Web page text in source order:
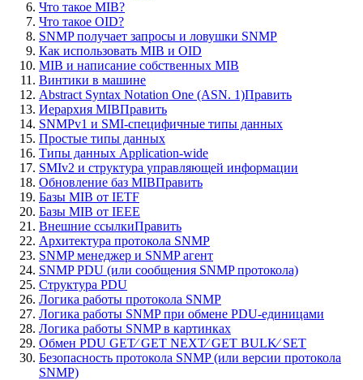
Что такое MIB?
Что такое OID?
SNMP получает запросы и ловушки SNMP
Как использовать MIB и OID
MIB и написание собственных MIB
Винтики в машине
Abstract Syntax Notation One (ASN. 1)Править
Иерархия MIBПравить
SNMPv1 и SMI-специфичные типы данных
Простые типы данных
Типы данных Application-wide
SMIv2 и структура управляющей информации
Обновление баз MIBПравить
Базы MIB от IETF
Базы MIB от IEEE
Внешние ссылкиПравить
Архитектура протокола SNMP
SNMP менеджер и SNMP агент
SNMP PDU (или сообщения SNMP протокола)
Структура PDU
Логика работы протокола SNMP
Логика работы SNMP при обмене PDU-единицами
Логика работы SNMP в картинках
Обмен PDU GET⁄ GET NEXT⁄ GET BULK⁄ SET
Безопасность протокола SNMP (или версии протокола
SNMP)